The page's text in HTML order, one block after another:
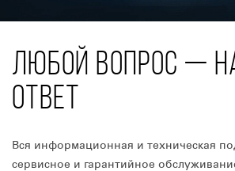
ЛЮБОЙ ВОПРОС —
ОТВЕТ
Вся информационная и техническая
сервисное и гарантийное